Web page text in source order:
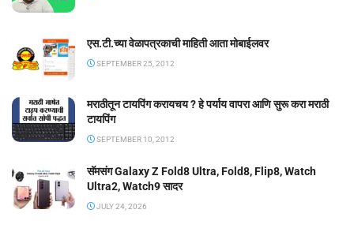
एस.टी.च्या वेळापत्रकाची माहिती आता मोबाईलवर
SEPTEMBER 25, 2012
मराठीतून टायपिंग करायचय ? हे पर्याय वापरा आणि सुरू करा मराठी
टायपिंग
SEPTEMBER 10, 2012
सॅमसंग Galaxy Z Fold8 Ultra, Fold8, Flip8, Watch
Ultra2, Watch9 सादर
JULY 24, 2026